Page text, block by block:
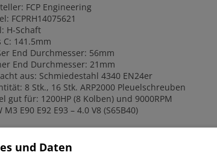
: FCP Engineering
FCPRH14075621
H-Schaft
C: 141.5mm
End Durchmesser: 56mm
End Durchmesser: 21mm
aus: Schmiedestahl 4340 EN24er
8 Stk., 16 Stk. ARP2000 Pleuelschreuben
gut für: 1200HP (8 Kolben) und 9000RPM
M3 E90 E92 E93 – 4.0 V8 (S65B40)
und Daten